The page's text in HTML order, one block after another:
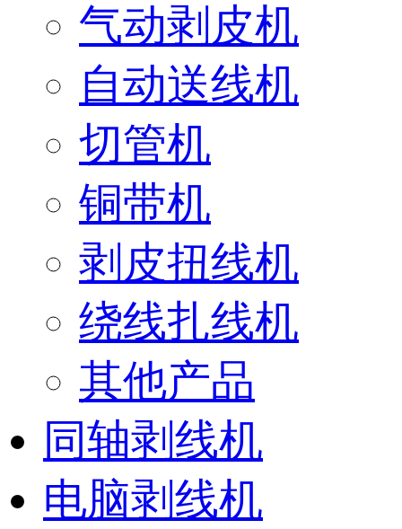
气动剥皮机
自动送线机
切管机
铜带机
剥皮扭线机
绕线扎线机
其他产品
同轴剥线机
电脑剥线机